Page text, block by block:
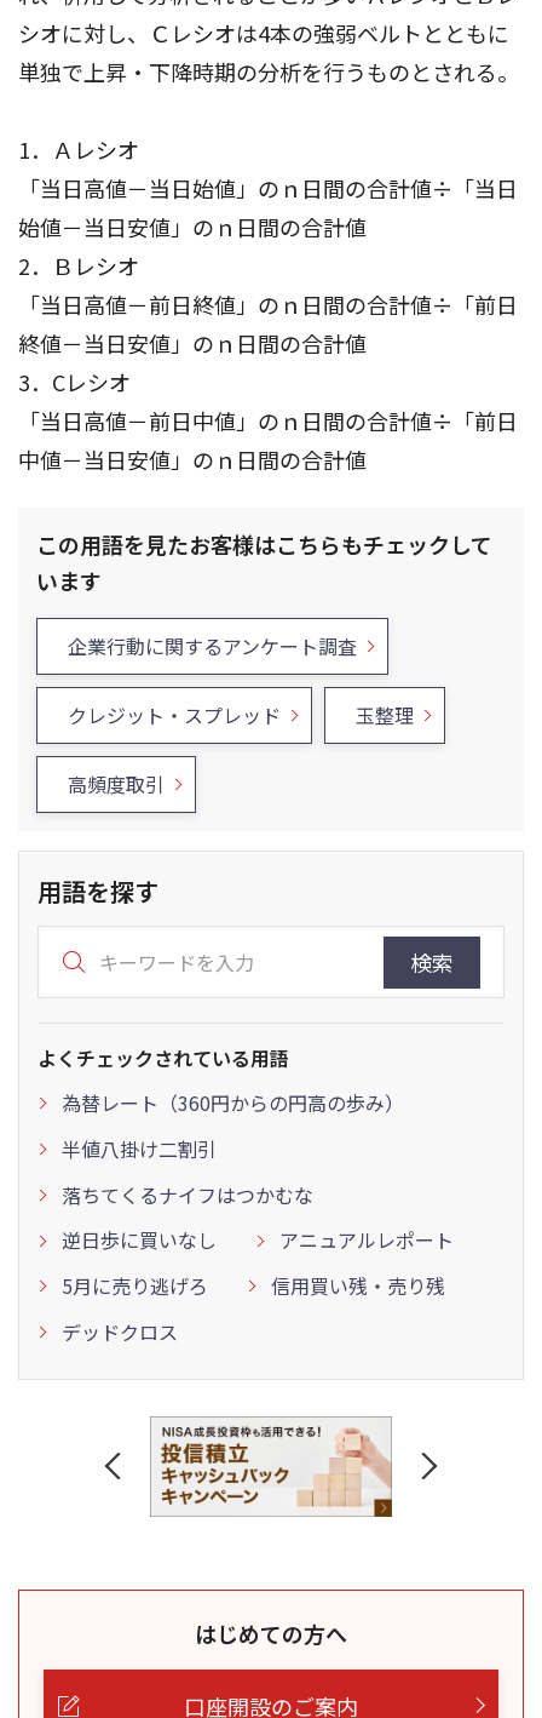
シオに対し、Ｃレシオは4本の強弱ベルトとともに
単独で上昇・下降時期の分析を行うものとされる。
1．Ａレシオ
「当日高値－当日始値」のｎ日間の合計値÷「当日
始値－当日安値」のｎ日間の合計値
2．Ｂレシオ
「当日高値－前日終値」のｎ日間の合計値÷「前日
終値－当日安値」のｎ日間の合計値
3．Cレシオ
「当日高値－前日中値」のｎ日間の合計値÷「前日
中値－当日安値」のｎ日間の合計値
この用語を見たお客様はこちらもチェックして
います
企業行動に関するアンケート調査
クレジット・スプレッド 玉整理
高頻度取引
用語を探す
検索
よくチェックされている用語
為替レート（360円からの円高の歩み）
半値八掛け二割引
落ちてくるナイフはつかむな
逆日歩に買いなし
アニュアルレポート
5月に売り逃げろ
信用買い残・売り残
デッドクロス
はじめての方へ
口座開設のご案内